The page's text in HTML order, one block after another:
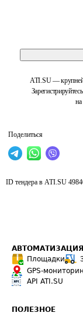
ATI.SU —
на
Поделиться
ID тендера в ATI.SU
Площадки
GPS-
API ATI.SU
ПОЛЕЗНОЕ